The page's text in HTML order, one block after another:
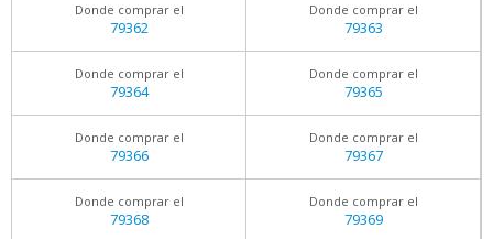
Donde comprar el
79362
Donde comprar el
79363
Donde comprar el
79364
Donde comprar el
79365
Donde comprar el
79366
Donde comprar el
79367
Donde comprar el
79368
Donde comprar el
79369